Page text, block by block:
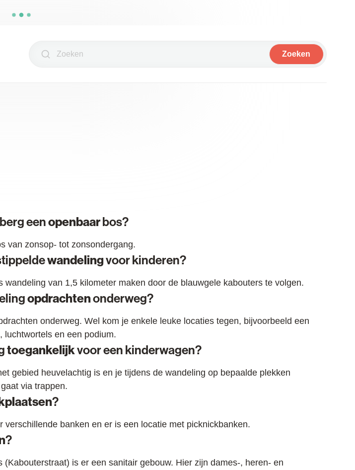
Zoeken
Zoeken
eenopenbaarbos?
van zonsop- tot zonsondergang.
wandelingvoor kinderen?
wandeling van 1,5 kilometer maken door de blauwgele kabouters te volgen.
opdrachtenonderweg?
onderweg. Wel kom je enkele leuke locaties tegen, bijvoorbeeld een
luchtwortels en een podium.
toegankelijkvoor een kinderwagen?
gebied heuvelachtig is en je tijdens de wandeling op bepaalde plekken
via trappen.
?
verschillende banken en er is een locatie met picknickbanken.
?
(Kabouterstraat) is er een sanitair gebouw. Hier zijn dames-, heren- en